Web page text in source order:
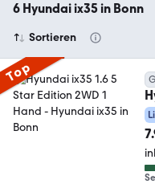
6 Hyundai ix35 in Bonn
Sortieren
Top